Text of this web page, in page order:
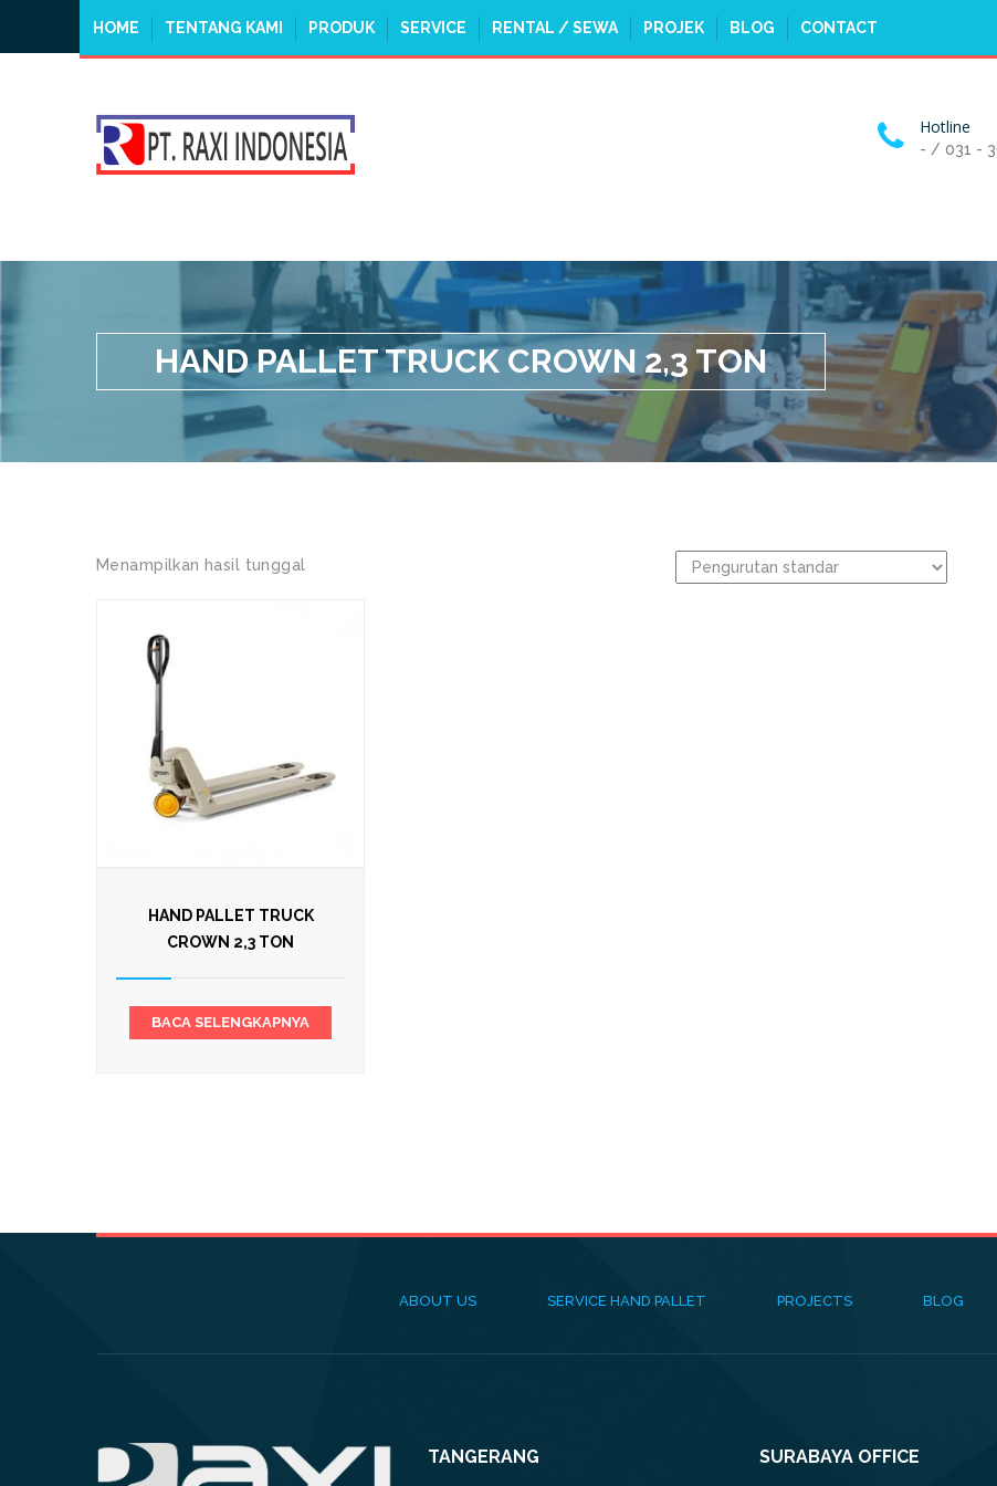
Hotline
- / 031 -
HOME TENTANG KAMI PRODUK SERVICE RENTAL / SEWA PROJEK BLOG CONTACT
HAND PALLET TRUCK CROWN 2,3 TON
Menampilkan hasil tunggal
HAND PALLET TRUCK
CROWN 2,3 TON
BACA SELENGKAPNYA
ABOUT US SERVICE HAND PALLET PROJECTS BLOG
TANGERANG SURABAYA OFFICE